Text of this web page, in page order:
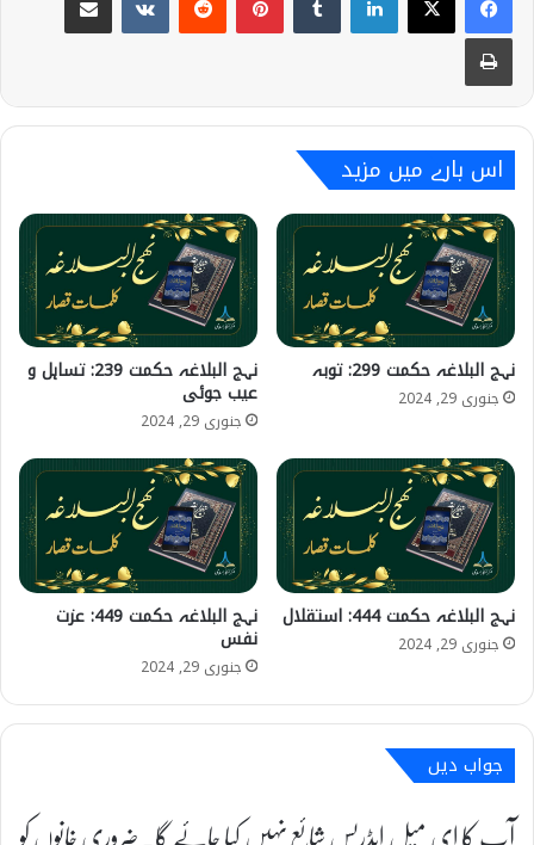
اس بارے میں مزید
نہج البلاغہ حکمت 299: توبہ
جنوری 29, 2024
نہج البلاغہ حکمت 239: تساہل و
عیب جوئی
جنوری 29, 2024
نہج البلاغہ حکمت 444: استقلال
جنوری 29, 2024
نہج البلاغہ حکمت 449: عزت
نفس
جنوری 29, 2024
جواب دیں